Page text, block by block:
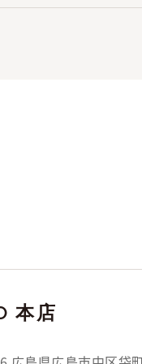
本店